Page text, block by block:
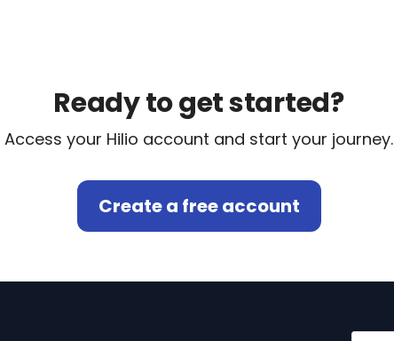
Ready to get started?
Access your Hilio account and start your journey.
Create a free account